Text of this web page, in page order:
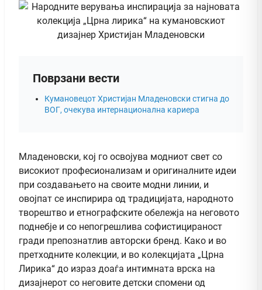
Поврзани вести
Кумановецот Христијан Младеновски стигна до
ВОГ, очекува интернационална кариера
Младеновски, кој го освојува модниот свет со
високиот професионализам и оригиналните идеи
при создавањето на своите модни линии, и
овојпат се инспирира од традицијата, народното
творештво и етнографските обележја на неговото
поднебје и со непогрешлива софистицираност
гради препознатлив авторски бренд. Како и во
претходните колекции, и во колекцијата „Црна
Лирика“ до израз доаѓа интимната врска на
дизајнерот со неговите детски спомени од